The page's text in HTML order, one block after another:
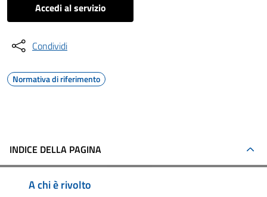
Accedi al servizio
Condividi
Normativa di riferimento
INDICE DELLA PAGINA
A chi è rivolto